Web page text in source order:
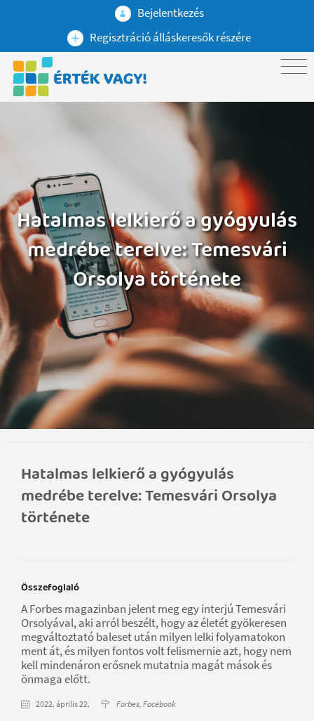
Bejelentkezés
Regisztráció álláskeresők részére
Hatalmas lelkierő a gyógyulás
medrébe terelve: Temesvári
Orsolya története
Hatalmas lelkierő a gyógyulás
medrébe terelve: Temesvári Orsolya
története
Összefoglaló
A Forbes magazinban jelent meg egy interjú Temesvári
Orsolyával, aki arról beszélt, hogy az életét gyökeresen
megváltoztató baleset után milyen lelki folyamatokon
ment át, és milyen fontos volt felismernie azt, hogy nem
kell mindenáron erősnek mutatnia magát mások és
önmaga előtt.
2022. április 22. Forbes, Facebook